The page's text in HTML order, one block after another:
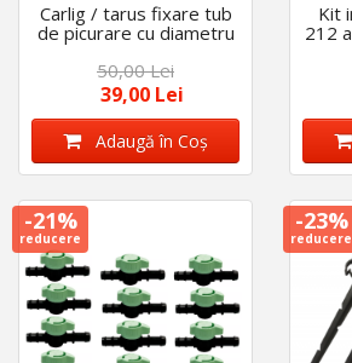
Carlig / tarus fixare tub
de picurare cu diametru
de 16 mm - 20 mm, set
50 bucati
50,00 Lei
39,00 Lei
Adaugă în Coş
Kit
212
de
-21%
reducere
-23%
reducere